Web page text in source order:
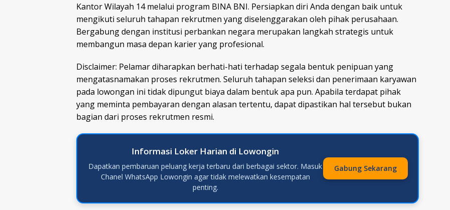
Kantor Wilayah 14 melalui program BINA BNI. Persiapkan diri Anda dengan baik untuk
mengikuti seluruh tahapan rekrutmen yang diselenggarakan oleh pihak perusahaan.
Bergabung dengan institusi perbankan negara merupakan langkah strategis untuk
membangun masa depan karier yang profesional.
Disclaimer: Pelamar diharapkan berhati-hati terhadap segala bentuk penipuan yang
mengatasnamakan proses rekrutmen. Seluruh tahapan seleksi dan penerimaan karyawan
pada lowongan ini tidak dipungut biaya dalam bentuk apa pun. Apabila terdapat pihak
yang meminta pembayaran dengan alasan tertentu, dapat dipastikan hal tersebut bukan
bagian dari proses rekrutmen resmi.
Informasi Loker Harian di Lowongin
Dapatkan pembaruan peluang kerja terbaru dari berbagai sektor. Masuk
Chanel WhatsApp Lowongin agar tidak melewatkan kesempatan
penting.
Gabung Sekarang